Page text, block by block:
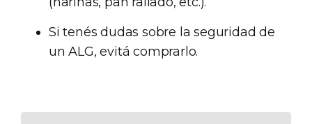
Si tenés dudas sobre la seguridad de
un ALG, evitá comprarlo.